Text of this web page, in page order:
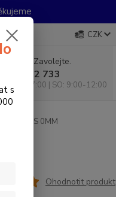
CZK
si rady? Zavolejte.
733 792 733
10:00-17:00 | SO: 9:00-12:00
CROSS 0MM
Ohodnotit produkt
s